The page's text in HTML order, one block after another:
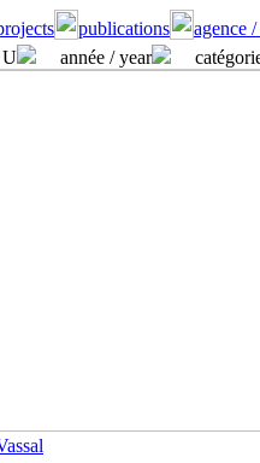
publications agence
U année / year